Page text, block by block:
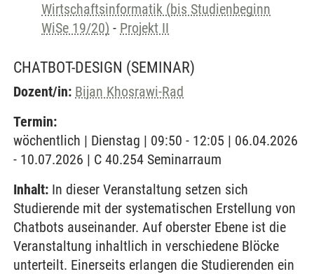
Wirtschaftsinformatik (bis Studienbeginn
WiSe 19/20) - Projekt II
CHATBOT-DESIGN (SEMINAR)
Dozent/in: Bijan Khosrawi-Rad
Termin:
wöchentlich | Dienstag | 09:50 - 12:05 | 06.04.2026
- 10.07.2026 | C 40.254 Seminarraum
Inhalt: In dieser Veranstaltung setzen sich
Studierende mit der systematischen Erstellung von
Chatbots auseinander. Auf oberster Ebene ist die
Veranstaltung inhaltlich in verschiedene Blöcke
unterteilt. Einerseits erlangen die Studierenden ein